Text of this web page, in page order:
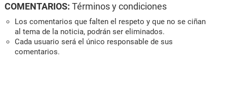
COMENTARIOS: Términos y condiciones
Los comentarios que falten el respeto y que no se ciñan
al tema de la noticia, podrán ser eliminados.
Cada usuario será el único responsable de sus
comentarios.